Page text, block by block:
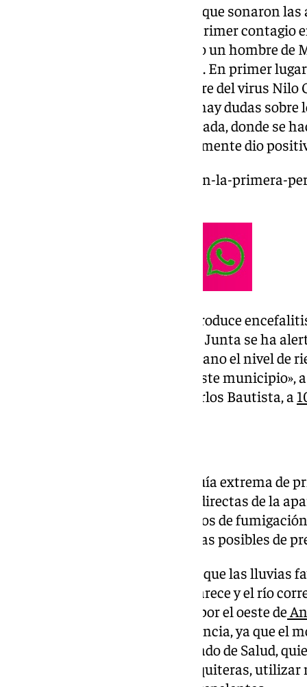
Después de varios meses desde que sonaron
cuando se ha hecho público el primer contagio
. Concretamente, ha sido un hombre de
en Guaro, donde tiene una finca. En primer
aparecer los síntomas de la fiebre del virus Nilo
negativo. Sin embargo, cuando hay dudas
envían a un laboratorio de Granada, donde se
meses, y así fue, hasta que finalmente dio
https://www.101tv.es/confirman-la-primera-
«Esta picadura normalmente produce
recuperó sin problema, desde la Junta se ha
porque al tener un caso en humano el nivel de
vamos a estar más atentos de este municipio»,
Salud de la Junta en Málaga, Carlos Bautista, a
El delegado recuerda que la sequía extrema de
estancada han sido las causas directas de la
se están coordinando los trabajos de
de llevar a cabo todas las medidas posibles de
Por otro lado, Bautista sostiene que las lluvias
este virus, ya que el agua desaparece y el río
porque no la hay, el virus entró por el oeste de
prácticamente por toda la provincia, ya que el
reproduciendo», señala el delegado de Salud,
la ciudadanía disponga de mosquiteras, utilizar